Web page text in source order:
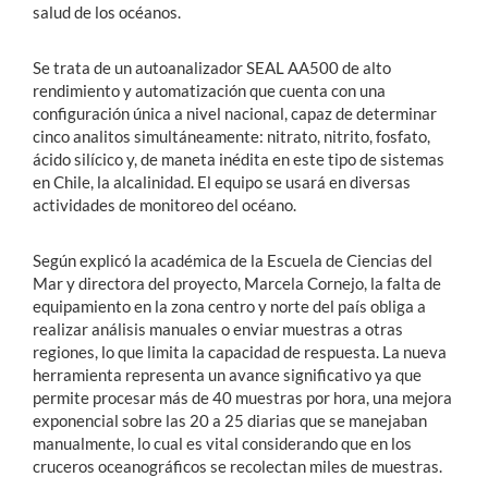
salud de los océanos.
Se trata de un autoanalizador SEAL AA500 de alto
rendimiento y automatización que cuenta con una
configuración única a nivel nacional, capaz de determinar
cinco analitos simultáneamente: nitrato, nitrito, fosfato,
ácido silícico y, de maneta inédita en este tipo de sistemas
en Chile, la alcalinidad. El equipo se usará en diversas
actividades de monitoreo del océano.
Según explicó la académica de la Escuela de Ciencias del
Mar y directora del proyecto, Marcela Cornejo, la falta de
equipamiento en la zona centro y norte del país obliga a
realizar análisis manuales o enviar muestras a otras
regiones, lo que limita la capacidad de respuesta. La nueva
herramienta representa un avance significativo ya que
permite procesar más de 40 muestras por hora, una mejora
exponencial sobre las 20 a 25 diarias que se manejaban
manualmente, lo cual es vital considerando que en los
cruceros oceanográficos se recolectan miles de muestras.